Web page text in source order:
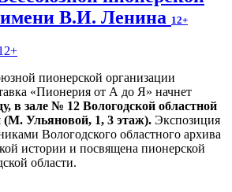
имени В.И. Ленина 12+
«Пионерия от А до Я» начнет
в зале № 12 Вологодской областной
(М. Ульяновой, 1, 3 этаж). Экспозиция
Вологодского областного архива
истории и посвящена пионерской
области.